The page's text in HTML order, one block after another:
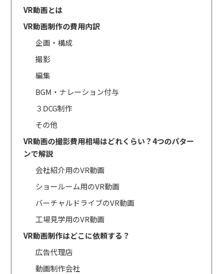
VR動画とは
VR動画制作の費用内訳
企画・構成
撮影
編集
BGM・ナレーション付与
３DCG制作
その他
VR動画の撮影費用相場はどれくらい？4つのパター
ンで解説
会社紹介用のVR動画
ショールーム用のVR動画
バーチャルドライブのVR動画
工場見学用のVR動画
VR動画制作はどこに依頼する？
広告代理店
動画制作会社